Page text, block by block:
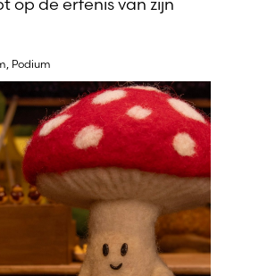
op de erfenis van zijn
Podium